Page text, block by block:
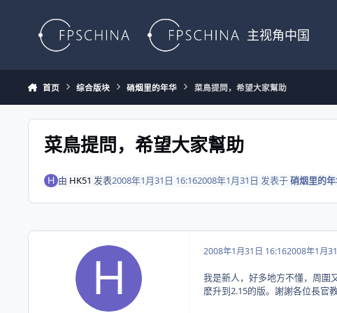
主视角中国
首页 综合版块 硝烟里的年华 菜鳥提問，希望大家幫助
菜鳥提問，希望大家幫助
由 HK51 发表2008年1月31日 16:162008年1月31日 发表于硝烟里的
2008年1月31日 16:162008年1月
我是新人，好多地方不懂，周圍
麽升到2.15的版。謝謝各位長官教